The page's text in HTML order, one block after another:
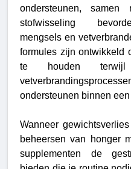
ondersteunen,
stofwisseling
mengsels en
formules zijn ontwikkeld
te houden
ondersteunen binnen
Wanneer
beheersen van honger
supplementen de